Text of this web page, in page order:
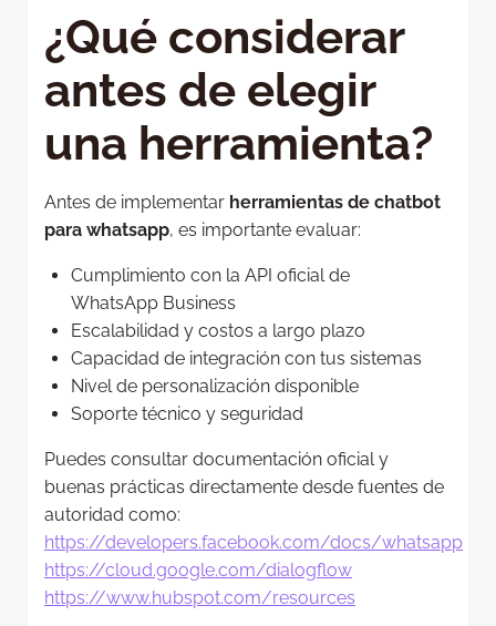
¿Qué considerar
antes de elegir
una herramienta?
Antes de implementar herramientas de chatbot
para whatsapp, es importante evaluar:
Cumplimiento con la API oficial de
WhatsApp Business
Escalabilidad y costos a largo plazo
Capacidad de integración con tus sistemas
Nivel de personalización disponible
Soporte técnico y seguridad
Puedes consultar documentación oficial y
buenas prácticas directamente desde fuentes de
autoridad como:
https://developers.facebook.com/docs/whatsapp
https://cloud.google.com/dialogflow
https://www.hubspot.com/resources